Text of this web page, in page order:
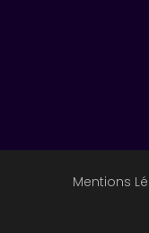
Mentions